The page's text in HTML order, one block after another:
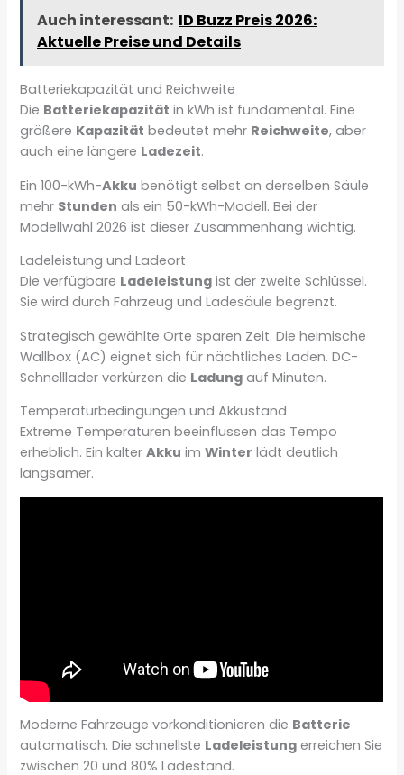
Auch interessant: ID Buzz Preis 2026:
Aktuelle Preise und Details
Batteriekapazität und Reichweite
Die Batteriekapazität in kWh ist fundamental. Eine
größere Kapazität bedeutet mehr Reichweite, aber
auch eine längere Ladezeit.
Ein 100-kWh-Akku benötigt selbst an derselben Säule
mehr Stunden als ein 50-kWh-Modell. Bei der
Modellwahl 2026 ist dieser Zusammenhang wichtig.
Ladeleistung und Ladeort
Die verfügbare Ladeleistung ist der zweite Schlüssel.
Sie wird durch Fahrzeug und Ladesäule begrenzt.
Strategisch gewählte Orte sparen Zeit. Die heimische
Wallbox (AC) eignet sich für nächtliches Laden. DC-
Schnelllader verkürzen die Ladung auf Minuten.
Temperaturbedingungen und Akkustand
Extreme Temperaturen beeinflussen das Tempo
erheblich. Ein kalterAkku imWinter lädt deutlich
langsamer.
Moderne Fahrzeuge vorkonditionieren die Batterie
automatisch. Die schnellste Ladeleistung erreichen Sie
zwischen 20 und 80% Ladestand.